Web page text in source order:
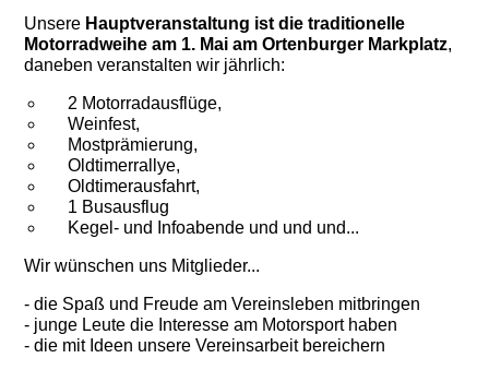
Unsere Hauptveranstaltung ist die traditionelle
Motorradweihe am 1. Mai am Ortenburger Markplatz,
daneben veranstalten wir jährlich:
2 Motorradausflüge,
Weinfest,
Mostprämierung,
Oldtimerrallye,
Oldtimerausfahrt,
1 Busausflug
Kegel- und Infoabende und und und...
Wir wünschen uns Mitglieder...
- die Spaß und Freude am Vereinsleben mitbringen
- junge Leute die Interesse am Motorsport haben
- die mit Ideen unsere Vereinsarbeit bereichern